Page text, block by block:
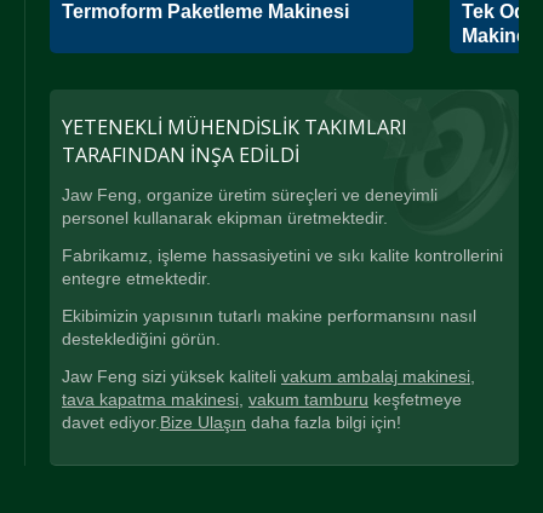
Termoform Paketleme Makinesi
Tek
Makinesi
YETENEKLI MÜHENDISLIK TAKIMLARI
TARAFINDAN İNŞA EDILDI
Jaw Feng, organize üretim süreçleri ve deneyimli
personel kullanarak ekipman üretmektedir.
Fabrikamız, işleme hassasiyetini ve sıkı kalite kontrollerini
entegre etmektedir.
Ekibimizin yapısının tutarlı makine performansını nasıl
desteklediğini görün.
Jaw Feng sizi yüksek kaliteli vakum ambalaj makinesi,
tava kapatma makinesi, vakum tamburu keşfetmeye
davet ediyor. Bize Ulaşın daha fazla bilgi için!